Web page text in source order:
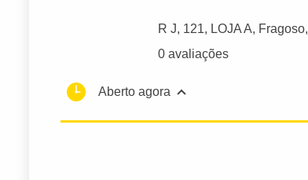
R J, 121, LOJA A, Fragoso,
0 avaliações
Aberto agora